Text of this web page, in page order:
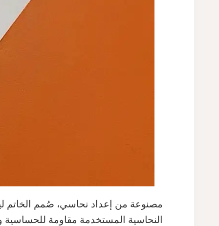
مصنوعة من إعداد نحاسي، صُمم الخاتم
النحاسية المستخدمة مقاومة للحساسية